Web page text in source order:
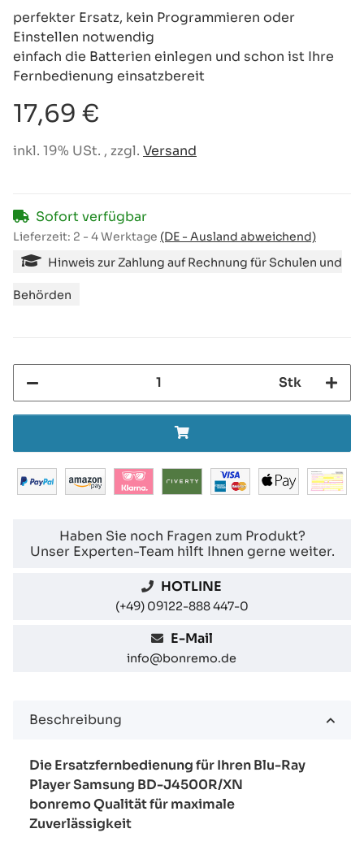
perfekter Ersatz, kein Programmieren oder
Einstellen notwendig
einfach die Batterien einlegen und schon ist Ihre
Fernbedienung einsatzbereit
17,69 €
inkl. 19% USt. , zzgl. Versand
Sofort verfügbar
Lieferzeit: 2 - 4 Werktage (DE - Ausland abweichend)
Hinweis zur Zahlung auf Rechnung für Schulen und
Behörden
Stk
Haben Sie noch Fragen zum Produkt?
Unser Experten-Team hilft Ihnen gerne weiter.
HOTLINE
(+49) 09122-888 447-0
E-Mail
info@bonremo.de
Beschreibung
Die Ersatzfernbedienung für Ihren Blu-Ray
Player Samsung BD-J4500R/XN
bonremo Qualität für maximale
Zuverlässigkeit